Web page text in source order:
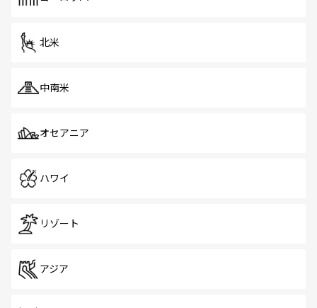
北米
中南米
オセアニア
ハワイ
リゾート
アジア